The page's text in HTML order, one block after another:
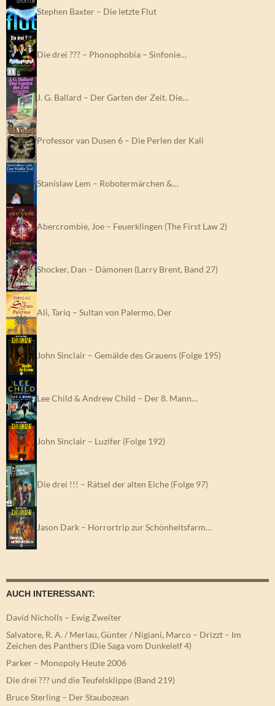
Stephen Baxter – Die letzte Flut
Die drei ??? – Phonophobia – Sinfonie…
J. G. Ballard – Der Garten der Zeit. Die…
Professor van Dusen 6 – Die Perlen der Kali
Stanislaw Lem – Robotermärchen &…
Abercrombie, Joe – Feuerklingen (The First Law 2)
Shocker, Dan – Dämonen (Larry Brent, Band 27)
Ali, Tariq – Sultan von Palermo, Der
John Sinclair – Gemälde des Grauens (Folge 195)
Lee Child & Andrew Child – Der 8. Mann…
John Sinclair – Luzifer (Folge 192)
Die drei !!! – Rätsel der alten Eiche (Folge 97)
Jason Dark – Horrortrip zur Schönheitsfarm…
AUCH INTERESSANT:
David Nicholls – Ewig Zweiter
Salvatore, R. A. / Merlau, Günter / Nigiani, Marco – Drizzt – Im
Zeichen des Panthers (Die Saga vom Dunkelelf 4)
Parker – Monopoly Heute 2006
Die drei ??? und die Teufelsklippe (Band 219)
Bruce Sterling – Der Staubozean